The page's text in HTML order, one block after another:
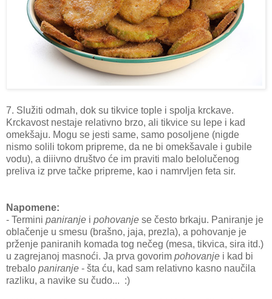
7. Služiti odmah, dok su tikvice tople i spolja krckave.
Krckavost nestaje relativno brzo, ali tikvice su lepe i kad
omekšaju. Mogu se jesti same, samo posoljene (nigde
nismo solili tokom pripreme, da ne bi omekšavale i gubile
vodu), a diiivno društvo će im praviti malo belolučenog
preliva iz prve tačke pripreme, kao i namrvljen feta sir.
Napomene:
- Termini paniranje i pohovanje se često brkaju. Paniranje je
oblačenje u smesu (brašno, jaja, prezla), a pohovanje je
prženje paniranih komada tog nečeg (mesa, tikvica, sira itd.)
u zagrejanoj masnoći. Ja prva govorim pohovanje i kad bi
trebalo paniranje - šta ću, kad sam relativno kasno naučila
razliku, a navike su čudo... :)